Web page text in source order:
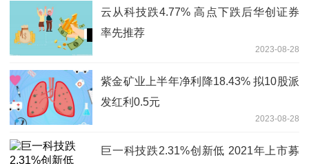
云从科技跌4.77% 高点下跌后华创证券
率先推荐
2023-08-28
紫金矿业上半年净利降18.43% 拟10股派
发红利0.5元
2023-08-28
巨一科技跌2.31%创新低 2021年上市募